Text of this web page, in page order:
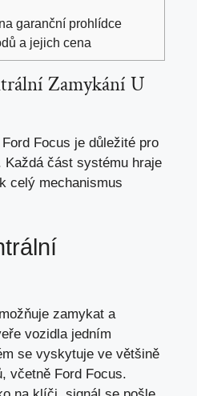
garanční prohlídce
a jejich cena
Zamykání U
Focus je důležité pro
Každá část systému hraje
celý mechanismus
zamykat a
vozidla jedním
se vyskytuje ve většině
včetně Ford Focus.